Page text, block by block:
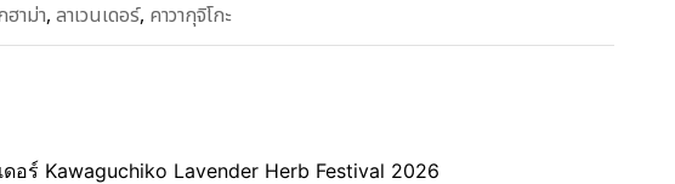
ฮาม่า, ลาเวนเดอร์, คาวากุจิโกะ
ดอร์ Kawaguchiko Lavender Herb Festival 2026